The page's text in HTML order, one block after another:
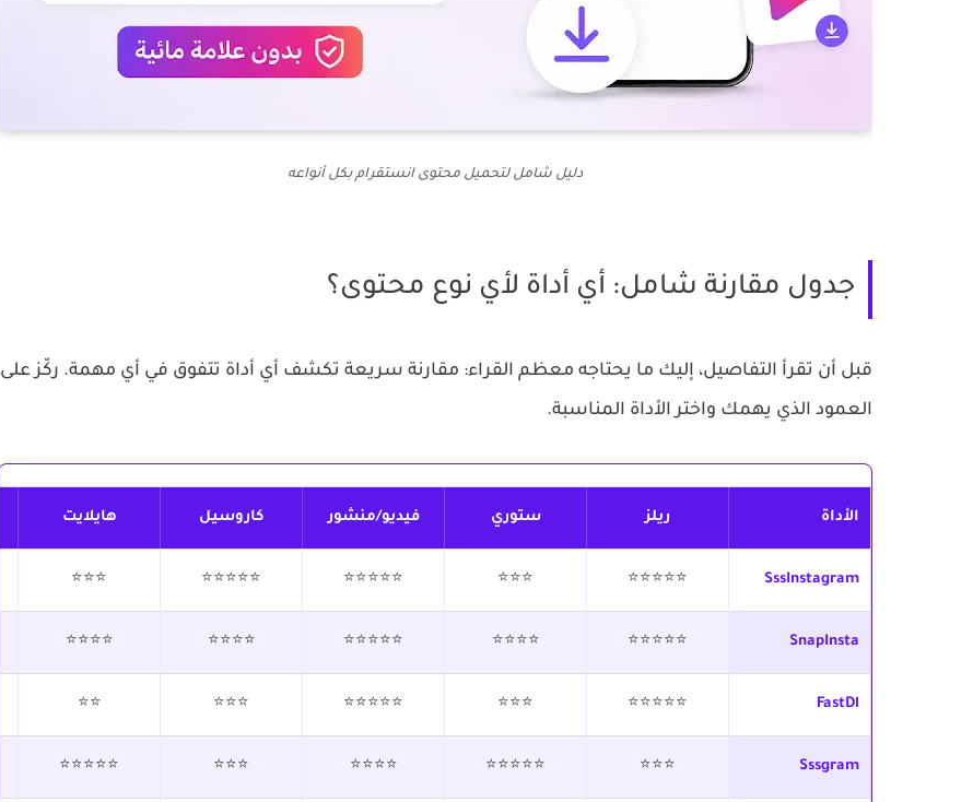
دليل شامل لتحميل محتوى انستقرام بكل أنواعه
جدول مقارنة شامل: أي أداة لأي نوع محتوى؟
قبل أن تقرأ التفاصيل، إليك ما يحتاجه معظم القراء: مقارنة سريعة تكشف أي أداة تتفوق في أي مهمة. ركّز على
العمود الذي يهمك واختر الأداة المناسبة.
الأداة ريلز ستوري فيديو/منشور كاروسيل هايلايت
SssInstagram
⭐⭐⭐⭐⭐
⭐⭐⭐
⭐⭐⭐⭐⭐
⭐⭐⭐⭐⭐
⭐⭐⭐
SnapInsta
⭐⭐⭐⭐⭐
⭐⭐⭐⭐
⭐⭐⭐⭐⭐
⭐⭐⭐⭐
⭐⭐⭐⭐
FastDl
⭐⭐⭐⭐⭐
⭐⭐⭐
⭐⭐⭐⭐⭐
⭐⭐⭐
⭐⭐
Sssgram
⭐⭐⭐
⭐⭐⭐⭐⭐
⭐⭐⭐⭐
⭐⭐⭐
⭐⭐⭐⭐⭐